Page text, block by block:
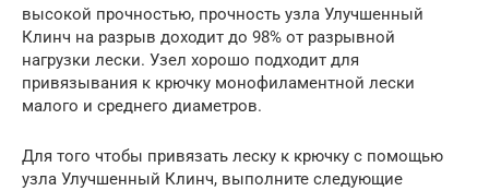
высокой прочностью, прочность узла Улучшенный
Клинч на разрыв доходит до 98% от разрывной
нагрузки лески. Узел хорошо подходит для
привязывания к крючку монофиламентной лески
малого и среднего диаметров.
Для того чтобы привязать леску к крючку с помощью
узла Улучшенный Клинч, выполните следующие